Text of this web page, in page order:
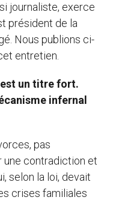
journaliste, exerce
président de la
Nous publions ci-
entretien.
un titre fort.
infernal
pas
une contradiction et
selon la loi, devait
crises familiales